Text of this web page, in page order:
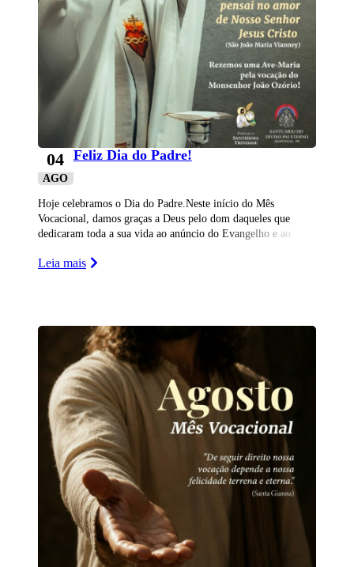
04
AGO
Feliz Dia do Padre!
Hoje celebramos o Dia do Padre.Neste início do Mês
Vocacional, damos graças a Deus pelo dom daqueles que
dedicaram toda a sua vida ao anúncio do Evangelho e ao
Leia mais